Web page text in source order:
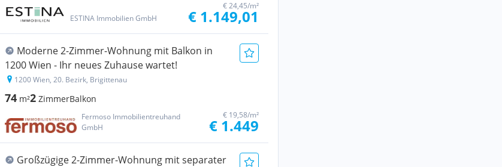
ESTINA Immobilien GmbH
€ 24,45/m²
€ 1.149,01
Moderne 2-Zimmer-Wohnung mit Balkon in
1200 Wien - Ihr neues Zuhause wartet!
1200 Wien, 20. Bezirk, Brigittenau
74 m²2 ZimmerBalkon
Fermoso Immobilientreuhand
GmbH
€ 19,58/m²
€ 1.449
Großzügige 2-Zimmer-Wohnung mit separater